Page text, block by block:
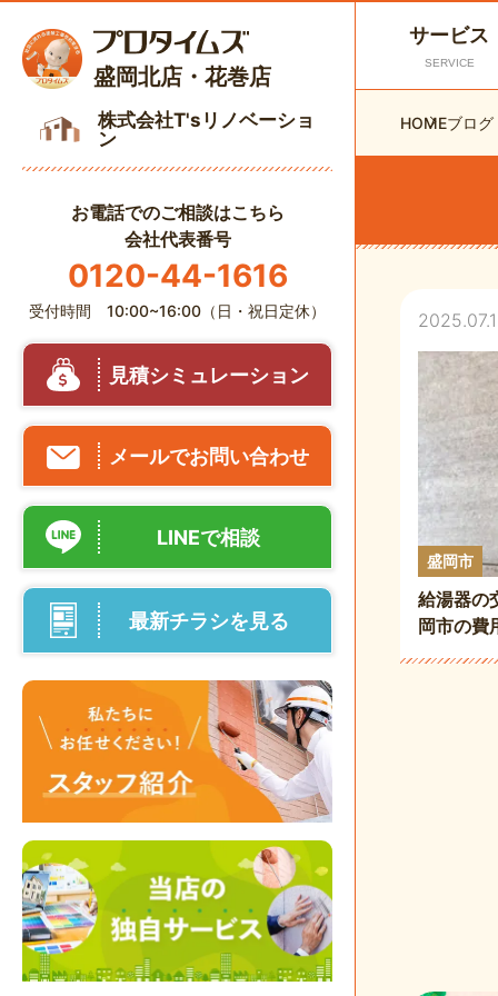
盛岡北店・花巻店
株式会社T'sリノベーショ
ン
お電話でのご相談はこちら
会社代表番号
0120-44-1616
受付時間 10:00~16:00（日・祝日定休）
見積シミュレーション
メールでお問い合わせ
LINEで相談
最新チラシを見る
サービス
SERVICE
HOMEブログ
盛岡市
給湯器の
岡市の費